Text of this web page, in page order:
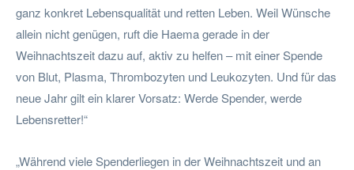
ganz konkret Lebensqualität und retten Leben. Weil Wünsche
allein nicht genügen, ruft die Haema gerade in der
Weihnachtszeit dazu auf, aktiv zu helfen – mit einer Spende
von Blut, Plasma, Thrombozyten und Leukozyten. Und für das
neue Jahr gilt ein klarer Vorsatz: Werde Spender, werde
Lebensretter!“
„Während viele Spenderliegen in der Weihnachtszeit und an